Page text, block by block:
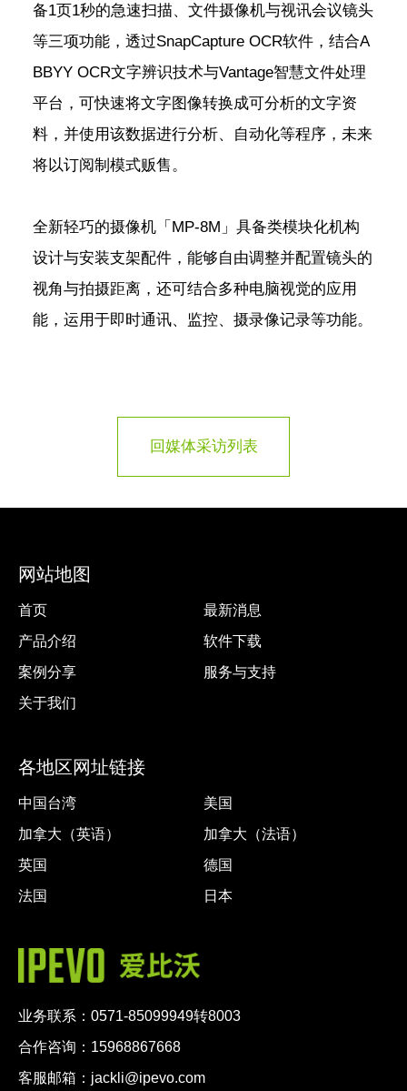
备1页1秒的急速扫描、文件摄像机与视讯会议镜头
等三项功能，透过SnapCapture OCR软件，结合A
BBYY OCR文字辨识技术与Vantage智慧文件处理
平台，可快速将文字图像转换成可分析的文字资
料，并使用该数据进行分析、自动化等程序，未来
将以订阅制模式贩售。
全新轻巧的摄像机「MP-8M」具备类模块化机构
设计与安装支架配件，能够自由调整并配置镜头的
视角与拍摄距离，还可结合多种电脑视觉的应用
能，运用于即时通讯、监控、摄录像记录等功能。
回媒体采访列表
网站地图
首页
最新消息
产品介绍
软件下载
案例分享
服务与支持
关于我们
各地区网址链接
中国台湾
美国
加拿大（英语）
加拿大（法语）
英国
德国
法国
日本
业务联系：0571-85099949转8003
合作咨询：15968867668
客服邮箱：jackli@ipevo.com